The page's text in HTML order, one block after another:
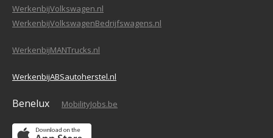
WerkenbijVolkswagen.nl
WerkenbijVolkswagenBedrijfswagens.nl
WerkenbijMANTrucks.nl
WerkenbijABSautoherstel.nl
Benelux MobilityJobs.be